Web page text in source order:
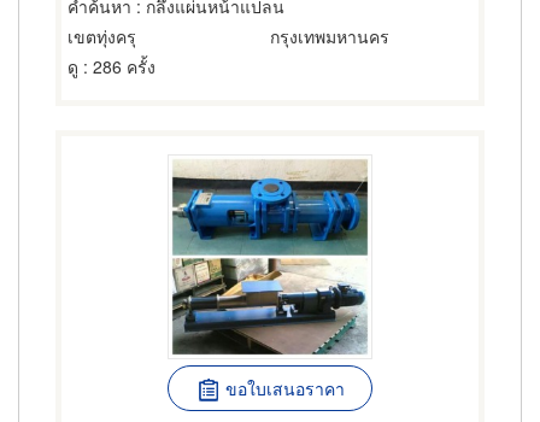
คำค้นหา : กลึงแผ่นหน้าแปลน
เขตทุ่งครุ
กรุงเทพมหานคร
ดู : 286 ครั้ง
ขอใบเสนอราคา